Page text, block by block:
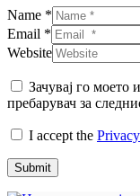
Name *
Email *
Website
Зачувај го моето
пребарувач за
I accept the
Submit